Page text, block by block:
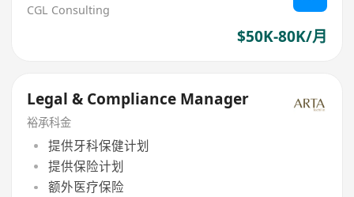
CGL Consulting
$50K-80K/月
Legal & Compliance Manager
裕承科金
提供牙科保健计划
提供保险计划
额外医疗保险